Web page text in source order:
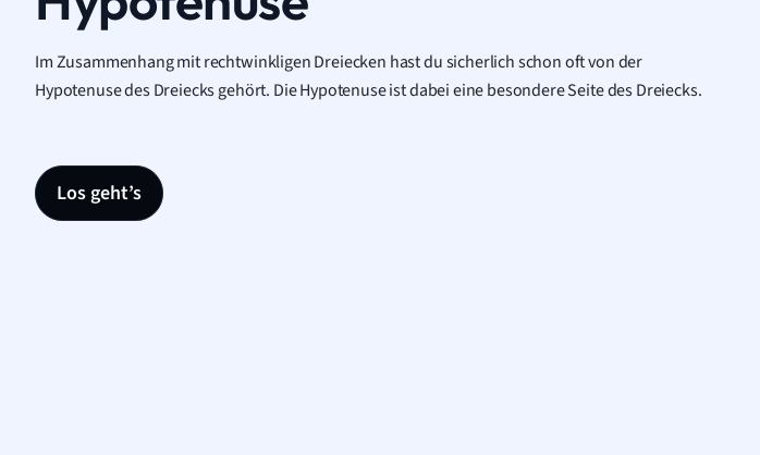
Im Zusammenhang mit rechtwinkligen Dreiecken hast du sicherlich schon oft von der
Hypotenuse des Dreiecks gehört. Die Hypotenuse ist dabei eine besondere Seite des Dreiecks.
Los geht’s